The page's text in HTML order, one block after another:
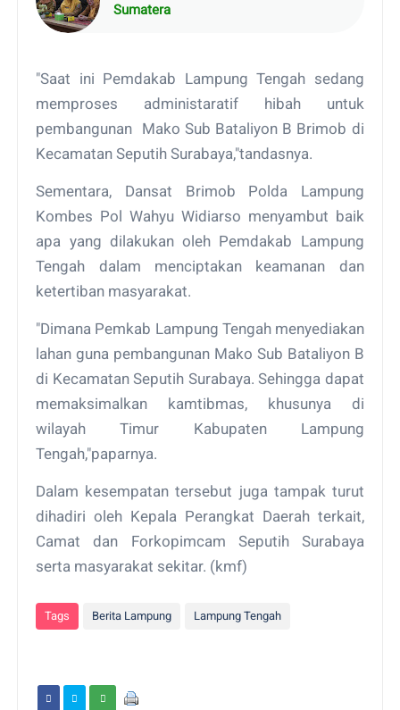
Sumatera
"Saat ini Pemdakab Lampung Tengah sedang
memproses administaratif hibah untuk
pembangunan Mako Sub Bataliyon B Brimob di
Kecamatan Seputih Surabaya,"tandasnya.
Sementara, Dansat Brimob Polda Lampung
Kombes Pol Wahyu Widiarso menyambut baik
apa yang dilakukan oleh Pemdakab Lampung
Tengah dalam menciptakan keamanan dan
ketertiban masyarakat.
"Dimana Pemkab Lampung Tengah menyediakan
lahan guna pembangunan Mako Sub Bataliyon B
di Kecamatan Seputih Surabaya. Sehingga dapat
memaksimalkan kamtibmas, khusunya di
wilayah Timur Kabupaten Lampung
Tengah,"paparnya.
Dalam kesempatan tersebut juga tampak turut
dihadiri oleh Kepala Perangkat Daerah terkait,
Camat dan Forkopimcam Seputih Surabaya
serta masyarakat sekitar. (kmf)
Tags Berita Lampung Lampung Tengah